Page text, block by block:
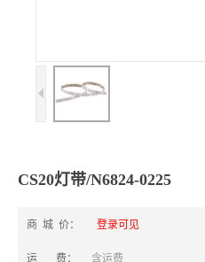
CS20灯带/N6824-0225
商 城 价： 登录可见
运 费： 含运费